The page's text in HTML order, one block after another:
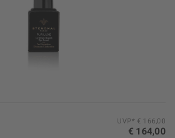
UVP* € 166,00
€ 164,00